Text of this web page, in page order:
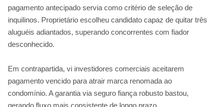
pagamento antecipado servia como critério de seleção de
inquilinos. Proprietário escolheu candidato capaz de quitar três
aluguéis adiantados, superando concorrentes com fiador
desconhecido.
Em contrapartida, vi investidores comerciais aceitarem
pagamento vencido para atrair marca renomada ao
condomínio. A garantia via seguro fiança robusto bastou,
gerando fluxo mais consistente de longo prazo.